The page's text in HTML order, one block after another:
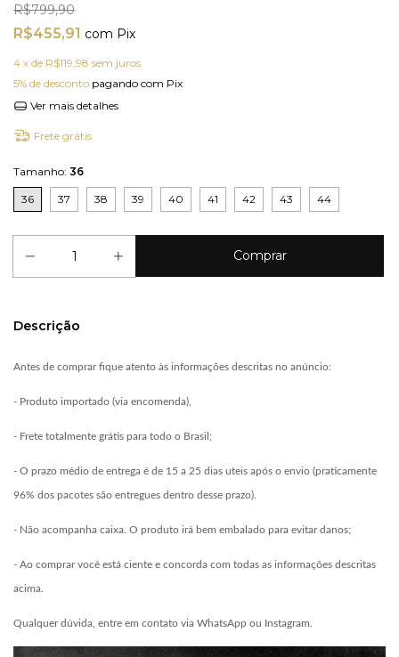
R$799,90
R$455,91 com Pix
4 x de R$119,98 sem juros
5% de desconto pagando com Pix
Ver mais detalhes
Frete grátis
Tamanho: 36
36 37 38 39 40 41 42 43 44
Descrição
Antes de comprar fique atento às informações descritas no anúncio:
- Produto importado (via encomenda),
- Frete totalmente grátis para todo o Brasil;
- O prazo médio de entrega é de 15 a 25 dias uteis após o envio (praticamente
96% dos pacotes são entregues dentro desse prazo).
- Não acompanha caixa. O produto irá bem embalado para evitar danos;
- Ao comprar você está ciente e concorda com todas as informações descritas
acima.
Qualquer dúvida, entre em contato via WhatsApp ou Instagram.